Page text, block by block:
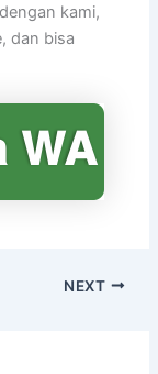
kami,
dan bisa
NEXT